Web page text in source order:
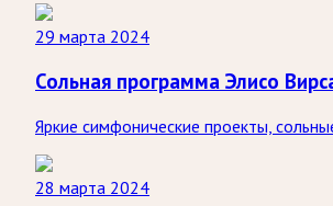
29 марта 2024
Сольная программа Элисо
Яркие симфонические проекты,
28 марта 2024